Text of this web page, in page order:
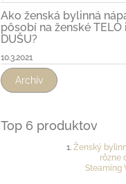
Ako ženská bylinná
pôsobí na ženské TELO i
DUŠU?
10.3.2021
Archív
Top 6 produktov
Ženský
rôzne
Steaming